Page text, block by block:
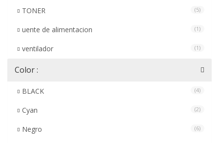
TONER (5)
uente de alimentacion (1)
ventilador (1)
Color :
BLACK (4)
Cyan (2)
Negro (6)